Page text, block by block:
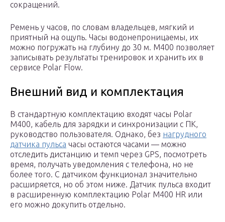
сокращений.
Ремень у часов, по словам владельцев, мягкий и
приятный на ощупь. Часы водонепроницаемы, их
можно погружать на глубину до 30 м. M400 позволяет
записывать результаты тренировок и хранить их в
сервисе Polar Flow.
Внешний вид и комплектация
В стандартную комплектацию входят часы Polar
M400, кабель для зарядки и синхронизации с ПК,
руководство пользователя. Однако, без нагрудного
датчика пульса часы остаются часами — можно
отследить дистанцию и темп через GPS, посмотреть
время, получать уведомления с телефона, но не
более того. С датчиком функционал значительно
расширяется, но об этом ниже. Датчик пульса входит
в расширенную комплектацию Polar M400 HR или
его можно докупить отдельно.